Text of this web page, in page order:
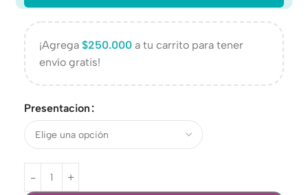
¡Agrega $250.000 a tu carrito para tener
envío gratis!
Presentacion